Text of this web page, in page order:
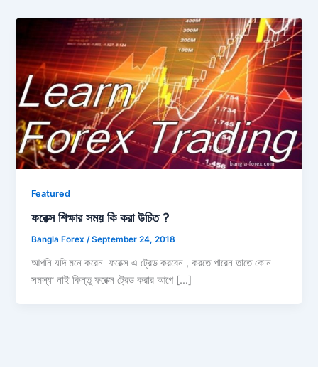
Featured
ফরেক্স শিক্ষার সময় কি করা উচিত ?
Bangla Forex/September 24, 2018
আপনি যদি মনে করেন ফরেক্স এ ট্রেড করবেন , করতে পারেন তাতে কোন
সমস্যা নাই কিন্তু ফরেক্স ট্রেড করার আগে […]